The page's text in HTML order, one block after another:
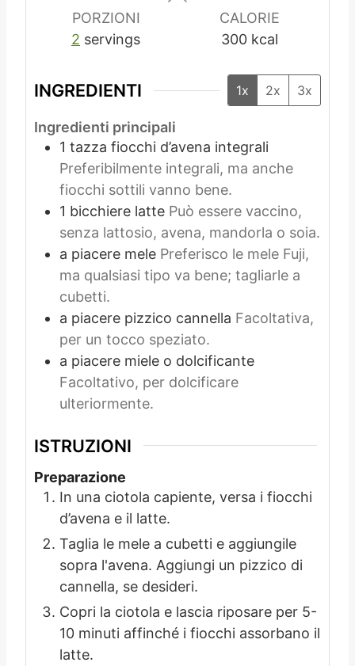
PORZIONI
2 servings
CALORIE
300 kcal
INGREDIENTI 1x 2x 3x
Ingredienti principali
1 tazza fiocchi d’avena integrali
Preferibilmente integrali, ma anche
fiocchi sottili vanno bene.
1 bicchiere latte Può essere vaccino,
senza lattosio, avena, mandorla o soia.
a piacere mele Preferisco le mele Fuji,
ma qualsiasi tipo va bene; tagliarle a
cubetti.
a piacere pizzico cannella Facoltativa,
per un tocco speziato.
a piacere miele o dolcificante
Facoltativo, per dolcificare
ulteriormente.
ISTRUZIONI
Preparazione
In una ciotola capiente, versa i fiocchi
d’avena e il latte.
Taglia le mele a cubetti e aggiungile
sopra l'avena. Aggiungi un pizzico di
cannella, se desideri.
Copri la ciotola e lascia riposare per 5-
10 minuti affinché i fiocchi assorbano il
latte.